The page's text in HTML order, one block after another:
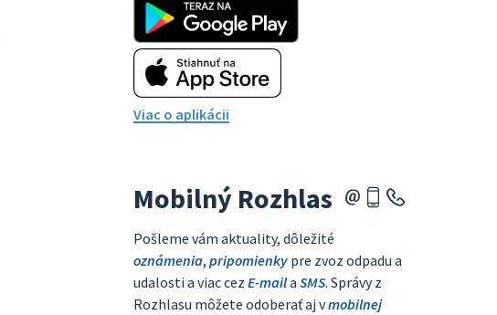
Viac o aplikácii
Mobilný Rozhlas
Pošleme vám aktuality, dôležité
oznámenia, pripomienky pre zvoz odpadu a
udalosti a viac cez E-maila SMS. Správy z
Rozhlasu môžete odoberať aj vmobilnej